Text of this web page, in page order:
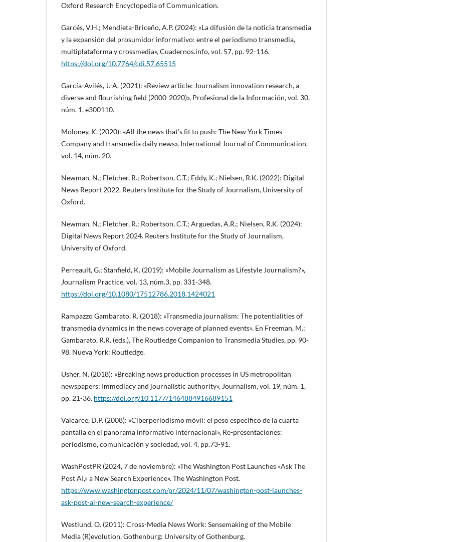
Oxford Research Encyclopedia of Communication.
Garcés, V.H.; Mendieta-Briceño, A.P. (2024): «La difusión de la noticia transmedia
y la expansión del prosumidor informativo: entre el periodismo transmedia,
multiplataforma y crossmedia», Cuadernos.info, vol. 57, pp. 92-116.
https://doi.org/10.7764/cdi.57.65515
García-Avilés, J.-A. (2021): «Review article: Journalism innovation research, a
diverse and flourishing field (2000-2020)», Profesional de la Información, vol. 30,
núm. 1, e300110.
Moloney, K. (2020): «All the news that’s fit to push: The New York Times
Company and transmedia daily news», International Journal of Communication,
vol. 14, núm. 20.
Newman, N.; Fletcher, R.; Robertson, C.T.; Eddy, K.; Nielsen, R.K. (2022): Digital
News Report 2022. Reuters Institute for the Study of Journalism, University of
Oxford.
Newman, N.; Fletcher, R.; Robertson, C.T.; Arguedas, A.R.; Nielsen, R.K. (2024):
Digital News Report 2024. Reuters Institute for the Study of Journalism,
University of Oxford.
Perreault, G.; Stanfield, K. (2019): «Mobile Journalism as Lifestyle Journalism?»,
Journalism Practice, vol. 13, núm.3, pp. 331-348.
https://doi.org/10.1080/17512786.2018.1424021
Rampazzo Gambarato, R. (2018): «Transmedia journalism: The potentialities of
transmedia dynamics in the news coverage of planned events». En Freeman, M.;
Gambarato, R.R. (eds.), The Routledge Companion to Transmedia Studies, pp. 90-
98. Nueva York: Routledge.
Usher, N. (2018): «Breaking news production processes in US metropolitan
newspapers: Immediacy and journalistic authority», Journalism, vol. 19, núm. 1,
pp. 21-36. https://doi.org/10.1177/1464884916689151
Valcarce, D.P. (2008): «Ciberperiodismo móvil: el peso específico de la cuarta
pantalla en el panorama informativo internacional», Re-presentaciones:
periodismo, comunicación y sociedad, vol. 4, pp.73-91.
WashPostPR (2024, 7 de noviembre): «The Washington Post Launches «Ask The
Post AI,» a New Search Experience». The Washington Post.
https://www.washingtonpost.com/pr/2024/11/07/washington-post-launches-
ask-post-ai-new-search-experience/
Westlund, O. (2011): Cross-Media News Work: Sensemaking of the Mobile
Media (R)evolution. Gothenburg: University of Gothenburg.